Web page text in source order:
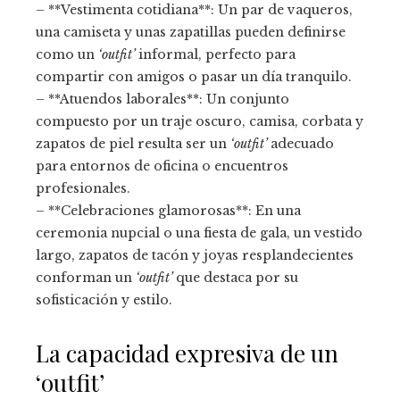
– **Vestimenta cotidiana**: Un par de vaqueros,
una camiseta y unas zapatillas pueden definirse
como un ‘outfit’informal, perfecto para
compartir con amigos o pasar un día tranquilo.
– **Atuendos laborales**: Un conjunto
compuesto por un traje oscuro, camisa, corbata y
zapatos de piel resulta ser un ‘outfit’adecuado
para entornos de oficina o encuentros
profesionales.
– **Celebraciones glamorosas**: En una
ceremonia nupcial o una fiesta de gala, un vestido
largo, zapatos de tacón y joyas resplandecientes
conforman un ‘outfit’que destaca por su
sofisticación y estilo.
La capacidad expresiva de un
‘outfit’